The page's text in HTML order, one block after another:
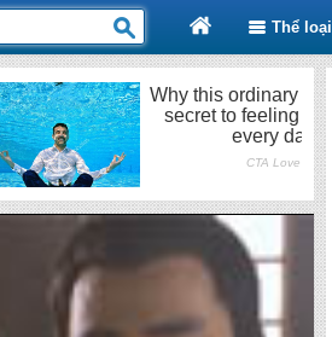
Thể loại